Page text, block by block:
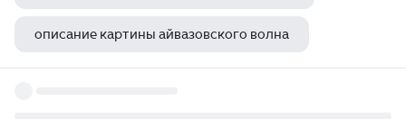
описание картины айвазовского волна